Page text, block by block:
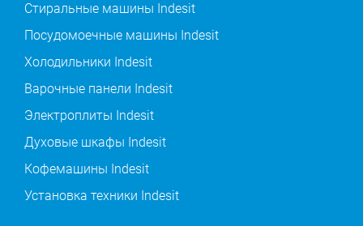
Стиральные машины Indesit
Посудомоечные машины Indesit
Холодильники Indesit
Варочные панели Indesit
Электроплиты Indesit
Духовые шкафы Indesit
Кофемашины Indesit
Установка техники Indesit